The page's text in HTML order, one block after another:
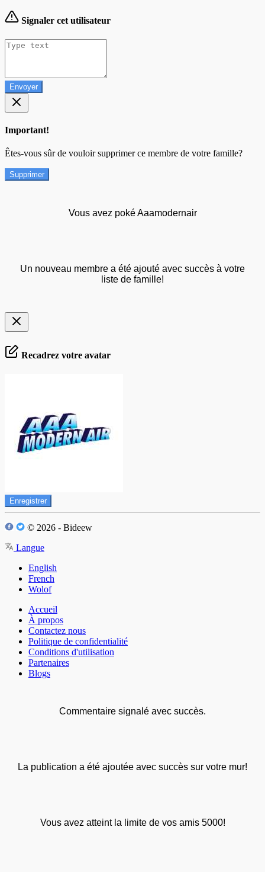
Signaler cet utilisateur
Envoyer
Important!
Êtes-vous sûr de vouloir supprimer ce membre de votre famille?
Supprimer
Vous avez poké Aaamodernair
Un nouveau membre a été ajouté avec succès à votre
liste de famille!
Recadrez votre avatar
Enregistrer
© 2026 - Bideew
Langue
English
French
Wolof
Accueil
À propos
Contactez nous
Politique de confidentialité
Conditions d'utilisation
Partenaires
Blogs
Commentaire signalé avec succès.
La publication a été ajoutée avec succès sur votre mur!
Vous avez atteint la limite de vos amis 5000!